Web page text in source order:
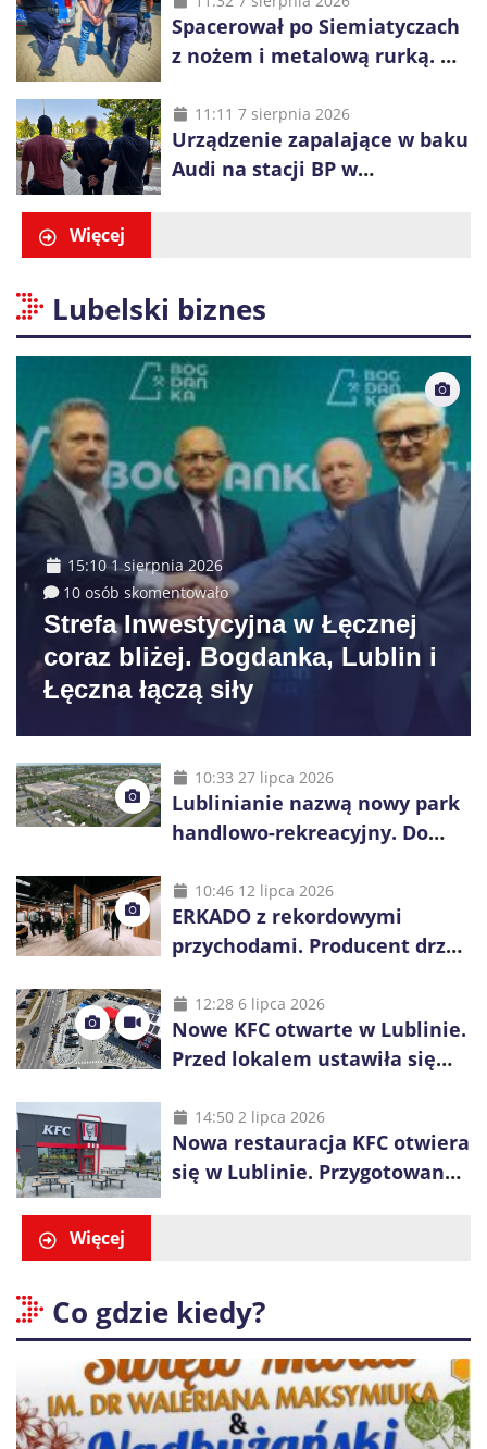
Spacerował po Siemiatyczach
z nożem i metalową rurką. W
alkohol i perfumy
11:11 7 sierpnia 2026
Urządzenie zapalające w baku
Audi na stacji BP w
Więcej
Lubelski biznes
15:10 1 sierpnia 2026
10 osób skomentowało
Strefa Inwestycyjna w Łęcznej
coraz bliżej. Bogdanka, Lublin i
Łęczna łączą siły
10:33 27 lipca 2026
Lublinianie nazwą nowy park
handlowo-rekreacyjny. Do
10:46 12 lipca 2026
ERKADO z rekordowymi
przychodami. Producent drzwi
inwestycje
12:28 6 lipca 2026
Nowe KFC otwarte w Lublinie.
Przed lokalem ustawiła się
14:50 2 lipca 2026
Nowa restauracja KFC otwiera
się w Lublinie. Przygotowano
Więcej
Co gdzie kiedy?